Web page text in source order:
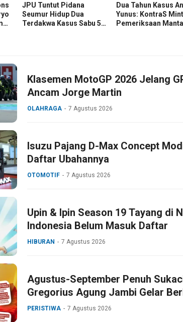
JPU Tuntut Pidana
Seumur Hidup Dua
Terdakwa Kasus Sabu 58
Dua Tahun Kasus
Yunus: KontraS
Pemeriksaan
Klasemen MotoGP 2026 Jelang
Ancam Jorge Martin
OLAHRAGA 7 Agustus 2026
Isuzu Pajang D-Max Concept
Daftar Ubahannya
OTOMOTIF 7 Agustus 2026
Upin & Ipin Season 19 Tayang di
Indonesia Belum Masuk Daftar
HIBURAN 7 Agustus 2026
Agustus-September Penuh
Gregorius Agung Jambi Gelar
dan HUT Paroki
PERISTIWA 7 Agustus 2026